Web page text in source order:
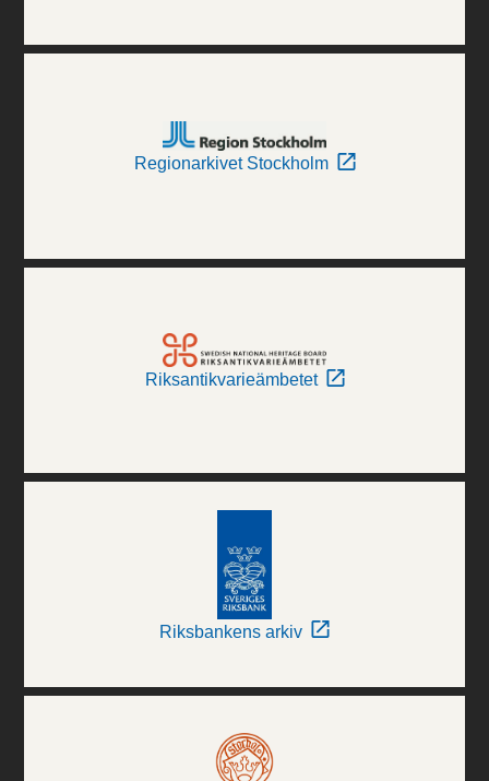
Regionarkivet Stockholm
Riksantikvarieämbetet
Riksbankens arkiv